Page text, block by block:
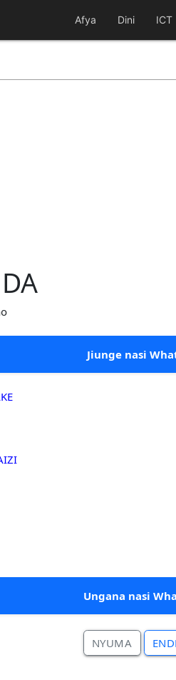
Afya Dini ICT
Jiunge nasi
Ungana nasi
NYUMA